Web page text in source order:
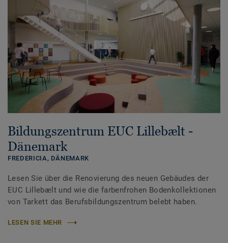
Bildungszentrum EUC Lillebælt -
Dänemark
FREDERICIA, DÄNEMARK
Lesen Sie über die Renovierung des neuen Gebäudes der
EUC Lillebælt und wie die farbenfrohen Bodenkollektionen
von Tarkett das Berufsbildungszentrum belebt haben.
LESEN SIE MEHR